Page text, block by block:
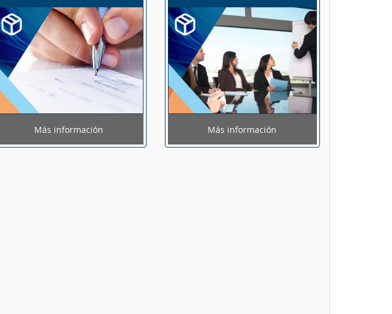
Más información Más información